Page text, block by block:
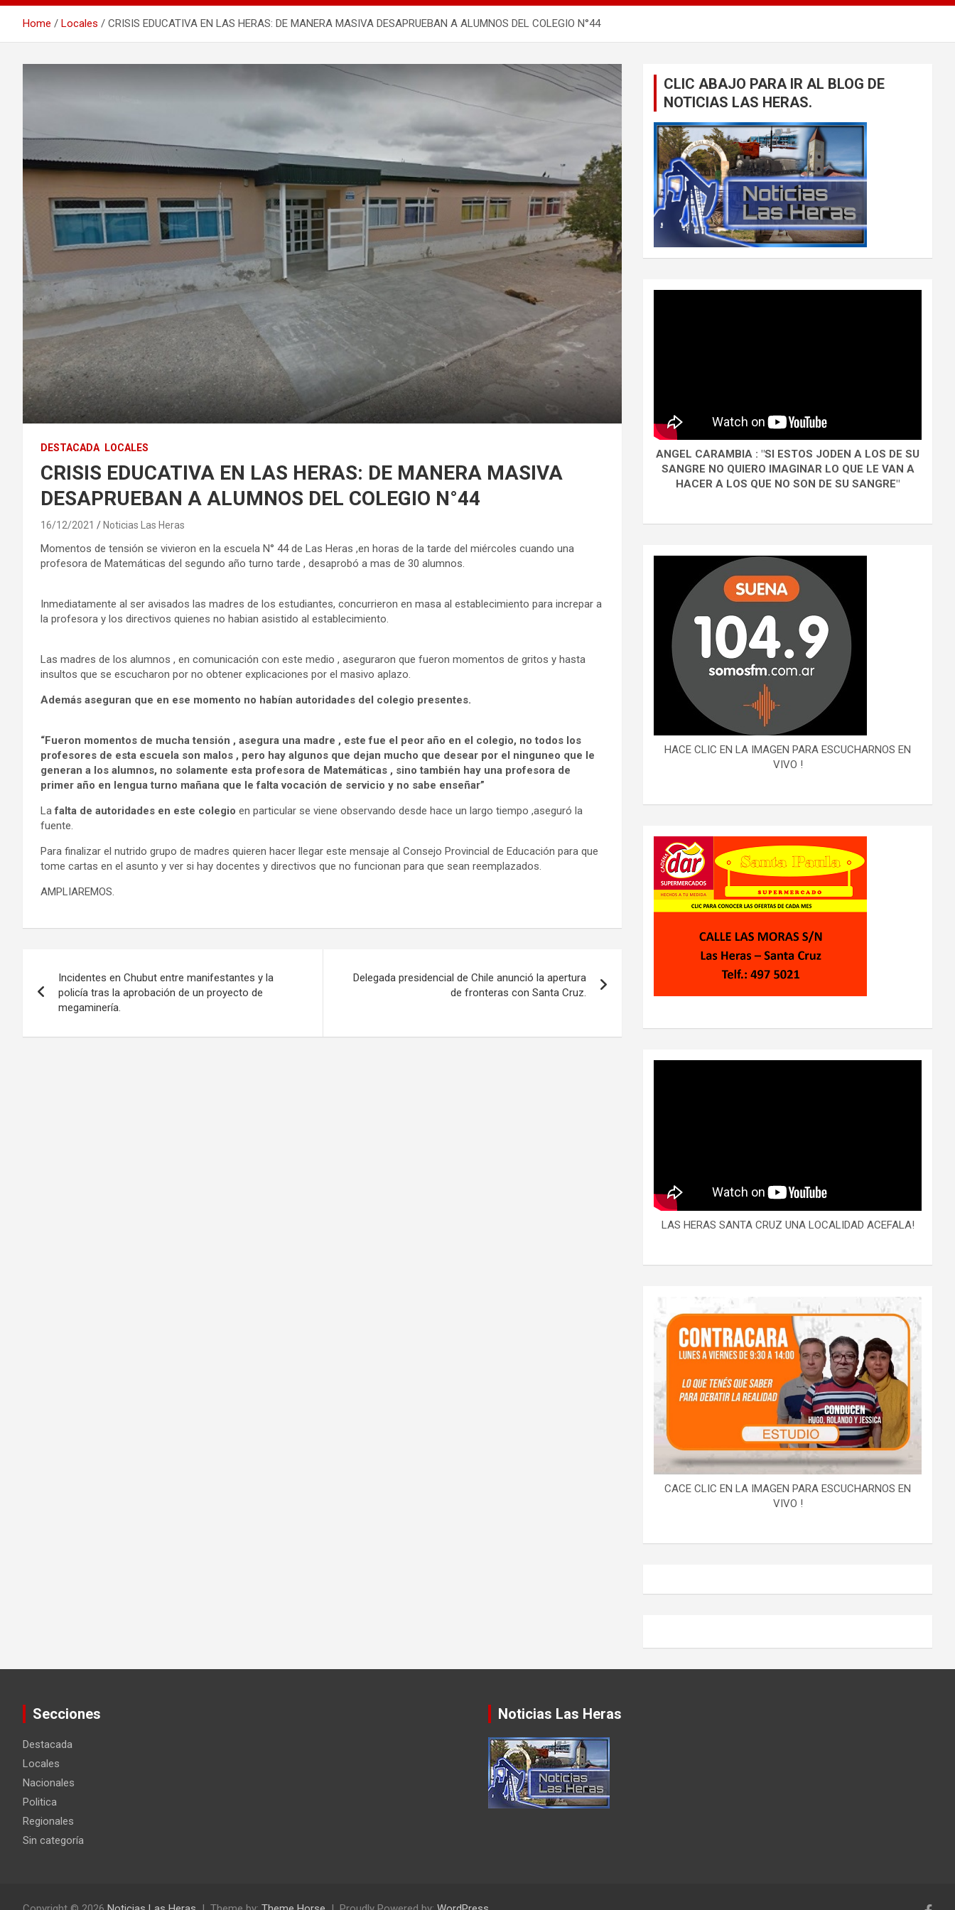
Home Locales CRISIS EDUCATIVA EN LAS HERAS: DE MANERA MASIVA DESAPRUEBAN A ALUMNOS DEL COLEGIO N°44
DESTACADA LOCALES
CRISIS EDUCATIVA EN LAS HERAS: DE MANERA MASIVA
DESAPRUEBAN A ALUMNOS DEL COLEGIO N°44
16/12/2021 Noticias Las Heras
Momentos de tensión se vivieron en la escuela N° 44 de Las Heras ,en horas de la tarde del miércoles cuando una
profesora de Matemáticas del segundo año turno tarde , desaprobó a mas de 30 alumnos.
Inmediatamente al ser avisados las madres de los estudiantes, concurrieron en masa al establecimiento para increpar a
la profesora y los directivos quienes no habian asistido al establecimiento.
Las madres de los alumnos , en comunicación con este medio , aseguraron que fueron momentos de gritos y hasta
insultos que se escucharon por no obtener explicaciones por el masivo aplazo.
Además aseguran que en ese momento no habían autoridades del colegio presentes.
“Fueron momentos de mucha tensión , asegura una madre , este fue el peor año en el colegio, no todos los
profesores de esta escuela son malos , pero hay algunos que dejan mucho que desear por el ninguneo que le
generan a los alumnos, no solamente esta profesora de Matemáticas , sino también hay una profesora de
primer año en lengua turno mañana que le falta vocación de servicio y no sabe enseñar”
Lafalta de autoridades en este colegio en particular se viene observando desde hace un largo tiempo ,aseguró la
fuente.
Para finalizar el nutrido grupo de madres quieren hacer llegar este mensaje al Consejo Provincial de Educación para que
tome cartas en el asunto y ver si hay docentes y directivos que no funcionan para que sean reemplazados.
AMPLIAREMOS.
de
entradas
Incidentes en Chubut entre manifestantes y la
policía tras la aprobación de un proyecto de
megaminería.
Delegada presidencial de Chile anunció la apertura
de fronteras con Santa Cruz.
CLIC ABAJO PARA IR AL BLOG DE
NOTICIAS LAS HERAS.
ANGEL CARAMBIA : "SI ESTOS JODEN A LOS DE SU
SANGRE NO QUIERO IMAGINAR LO QUE LE VAN A
HACER A LOS QUE NO SON DE SU SANGRE"
HACE CLIC EN LA IMAGEN PARA ESCUCHARNOS EN
VIVO !
LAS HERAS SANTA CRUZ UNA LOCALIDAD ACEFALA!
CACE CLIC EN LA IMAGEN PARA ESCUCHARNOS EN
VIVO !
Secciones
Destacada
Locales
Nacionales
Politica
Regionales
Sin categoría
Noticias Las Heras